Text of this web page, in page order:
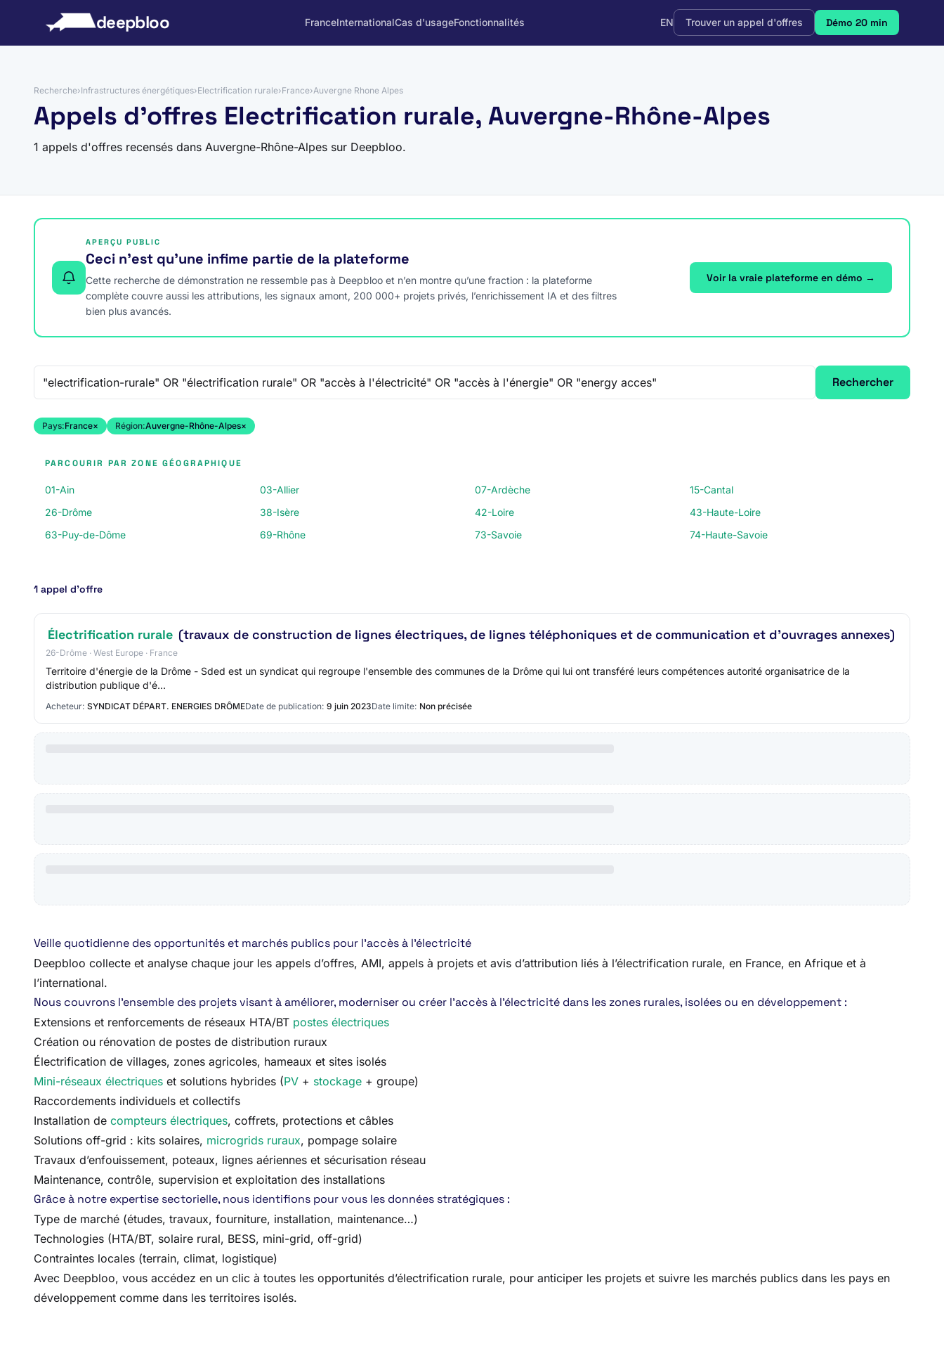
deepbloo FranceInternationalCas d'usageFonctionnalités EN Trouver un appel d'offres Démo 20 min
Recherche›Infrastructures énergétiques›Electrification rurale›France›Auvergne Rhone Alpes
Appels d'offres Electrification rurale, Auvergne-Rhône-Alpes
1 appels d'offres recensés dans Auvergne-Rhône-Alpes sur Deepbloo.
APERÇU PUBLIC
Ceci n’est qu’une infime partie de la plateforme
Cette recherche de démonstration ne ressemble pas à Deepbloo et n’en montre qu’une fraction : la plateforme
complète couvre aussi les attributions, les signaux amont, 200 000+ projets privés, l’enrichissement IA et des filtres
bien plus avancés.
Voir la vraie plateforme en démo →
Rechercher
Pays:France× Région:Auvergne-Rhône-Alpes×
PARCOURIR PAR ZONE GÉOGRAPHIQUE
01-Ain 03-Allier 07-Ardèche
15-Cantal
26-Drôme
38-Isère 42-Loire
43-Haute-Loire
63-Puy-de-Dôme
69-Rhône 73-Savoie 74-Haute-Savoie
1 appel d’offre
Électrification rurale (travaux de construction de lignes électriques, de lignes téléphoniques et de communication et d'ouvrages annexes)
26-Drôme · West Europe · France
Territoire d'énergie de la Drôme - Sded est un syndicat qui regroupe l'ensemble des communes de la Drôme qui lui ont transféré leurs compétences autorité organisatrice de la
distribution publique d'é…
Acheteur: SYNDICAT DÉPART. ENERGIES DRÔMEDate de publication: 9 juin 2023Date limite: Non précisée
Veille quotidienne des opportunités et marchés publics pour l’accès à l’électricité
Deepbloo collecte et analyse chaque jour les appels d’offres, AMI, appels à projets et avis d’attribution liés à l’électrification rurale, en France, en Afrique et à
l’international.
Nous couvrons l’ensemble des projets visant à améliorer, moderniser ou créer l’accès à l’électricité dans les zones rurales, isolées ou en développement :
Extensions et renforcements de réseaux HTA/BT postes électriques
Création ou rénovation de postes de distribution ruraux
Électrification de villages, zones agricoles, hameaux et sites isolés
Mini-réseaux électriques et solutions hybrides (PV + stockage + groupe)
Raccordements individuels et collectifs
Installation de compteurs électriques, coffrets, protections et câbles
Solutions off-grid : kits solaires, microgrids ruraux, pompage solaire
Travaux d’enfouissement, poteaux, lignes aériennes et sécurisation réseau
Maintenance, contrôle, supervision et exploitation des installations
Grâce à notre expertise sectorielle, nous identifions pour vous les données stratégiques :
Type de marché (études, travaux, fourniture, installation, maintenance…)
Technologies (HTA/BT, solaire rural, BESS, mini-grid, off-grid)
Contraintes locales (terrain, climat, logistique)
Avec Deepbloo, vous accédez en un clic à toutes les opportunités d’électrification rurale, pour anticiper les projets et suivre les marchés publics dans les pays en
développement comme dans les territoires isolés.